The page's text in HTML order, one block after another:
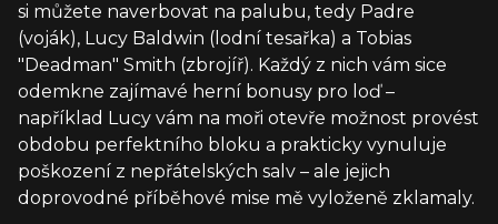
si můžete naverbovat na palubu, tedy Padre
(voják), Lucy Baldwin (lodní tesařka) a Tobias
"Deadman" Smith (zbrojíř). Každý z nich vám sice
odemkne zajímavé herní bonusy pro loď –
například Lucy vám na moři otevře možnost provést
obdobu perfektního bloku a prakticky vynuluje
poškození z nepřátelských salv – ale jejich
doprovodné příběhové mise mě vyloženě zklamaly.